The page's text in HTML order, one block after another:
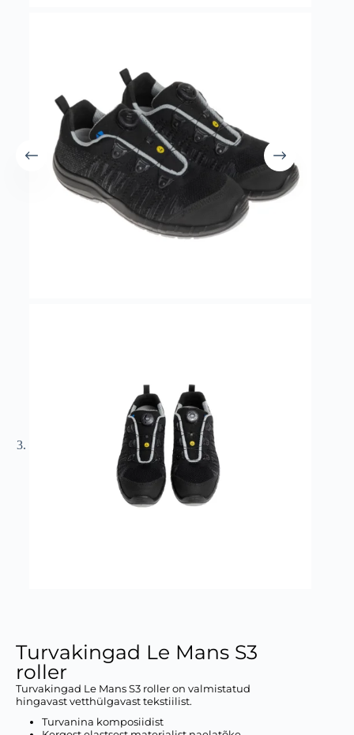
Turvakingad Le Mans S3
roller
Turvakingad Le Mans S3 roller on valmistatud
hingavast vetthülgavast tekstiilist.
Turvanina komposiidist